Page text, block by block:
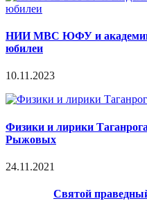
НИИ МВС ЮФУ и академик
юбилеи
10.11.2023
Физики и лирики
Рыжовых
24.11.2021
Святой